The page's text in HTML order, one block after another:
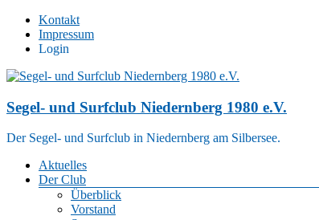
Zum
Inhalt
springen
Kontakt
Impressum
Login
Segel- und Surfclub Niedernberg 1980 e.V.
Der Segel- und Surfclub in Niedernberg am Silbersee.
Menü
Aktuelles
Der Club
Überblick
Vorstand